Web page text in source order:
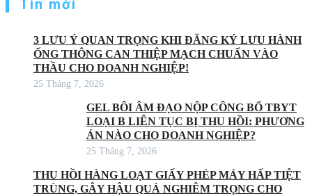
Tin mới
3 LƯU Ý QUAN TRỌNG KHI ĐĂNG KÝ LƯU HÀNH
ỐNG THÔNG CAN THIỆP MẠCH CHUẨN VÀO
THẦU CHO DOANH NGHIỆP!
25 Tháng 7, 2026
GEL BÔI ÂM ĐẠO NỘP CÔNG BỐ TBYT
LOẠI B LIÊN TỤC BỊ THU HỒI: PHƯƠNG
ÁN NÀO CHO DOANH NGHIỆP?
25 Tháng 7, 2026
THU HỒI HÀNG LOẠT GIẤY PHÉP MÁY HẤP TIỆT
TRÙNG, GÂY HẬU QUẢ NGHIÊM TRỌNG CHO